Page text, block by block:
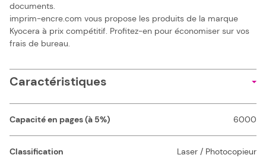
documents.
imprim-encre.com vous propose les produits de la marque
Kyocera à prix compétitif. Profitez-en pour économiser sur vos
frais de bureau.
Caractéristiques
Capacité en pages (à 5%) 6000
Classification Laser / Photocopieur